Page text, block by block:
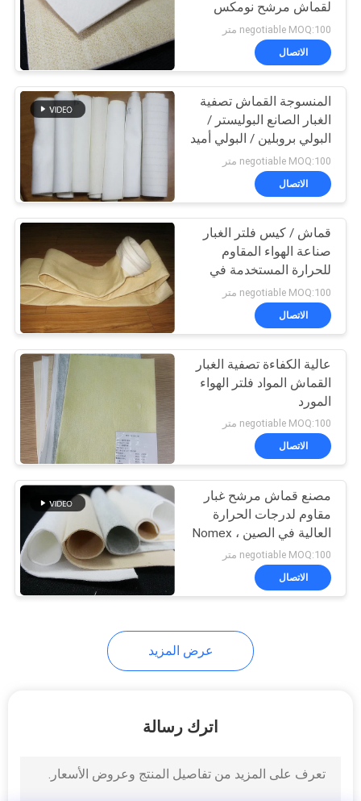
قماش مرشح منسوج
24
قماش مرشح نايلون
13
قماش مرشح P84
14
نسيج مرشح PPS
لقماش مرشح نومكس
لدرجات حرارة عالية
negotiable MOQ:100 متر
الاتصال
المنسوجة القماش تصفية
الغبار الصانع البوليستر /
البولي بروبلين / البولي أميد
ISO9001
negotiable MOQ:100 متر
الاتصال
قماش / كيس فلتر الغبار
صناعة الهواء المقاوم
للحرارة المستخدمة في
مصنع الأسمنت
negotiable MOQ:100 متر
الاتصال
عالية الكفاءة تصفية الغبار
القماش المواد فلتر الهواء
المورد
negotiable MOQ:100 متر
الاتصال
مصنع قماش مرشح غبار
مقاوم لدرجات الحرارة
العالية في الصين Nomex ،
PPS ، Glassfiber ، PTFE
negotiable MOQ:100 متر
الاتصال
عرض المزيد
اترك رسالة